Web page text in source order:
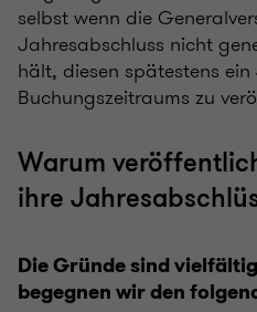
selbst wenn die
Jahresabschluss nicht
hält, diesen spätestens
Buchungszeitraums zu
Warum
ihre
Die Gründe sind
begegnen wir den